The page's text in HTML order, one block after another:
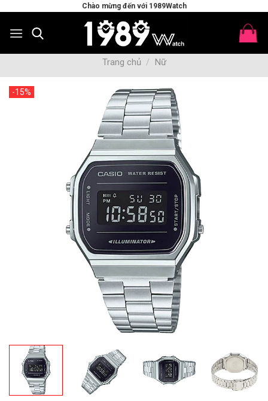
content
Chào mừng đến với 1989Watch
Trang chủ / Nữ
-15%